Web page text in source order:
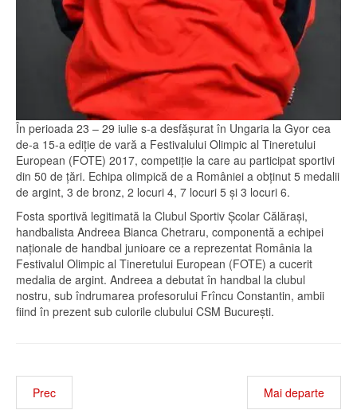
În perioada 23 – 29 iulie s-a desfăşurat în Ungaria la Gyor cea
de-a 15-a ediţie de vară a Festivalului Olimpic al Tineretului
European (FOTE) 2017, competiţie la care au participat sportivi
din 50 de ţări. Echipa olimpică de a României a obţinut 5 medalii
de argint, 3 de bronz, 2 locuri 4, 7 locuri 5 şi 3 locuri 6.
Fosta sportivă legitimată la Clubul Sportiv Școlar Călărași,
handbalista Andreea Bianca Chetraru, componentă a echipei
naționale de handbal junioare ce a reprezentat România la
Festivalul Olimpic al Tineretului European (FOTE) a cucerit
medalia de argint. Andreea a debutat în handbal la clubul
nostru, sub îndrumarea profesorului Frîncu Constantin, ambii
fiind în prezent sub culorile clubului CSM București.
Prec Mai departe